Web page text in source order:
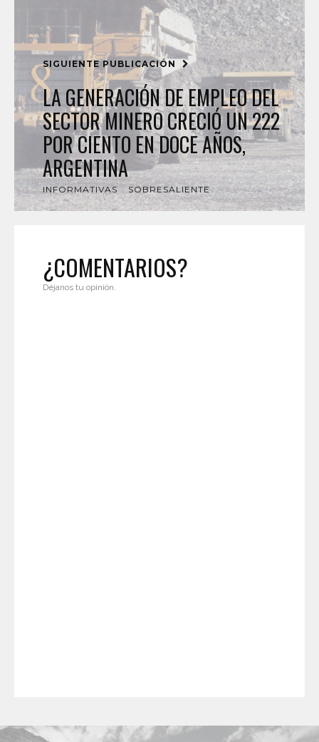
SIGUIENTE PUBLICACIÓN
LA GENERACIÓN DE EMPLEO DEL
SECTOR MINERO CRECIÓ UN 222
POR CIENTO EN DOCE AÑOS,
ARGENTINA
INFORMATIVAS SOBRESALIENTE
¿COMENTARIOS?
Déjanos tu opinión.